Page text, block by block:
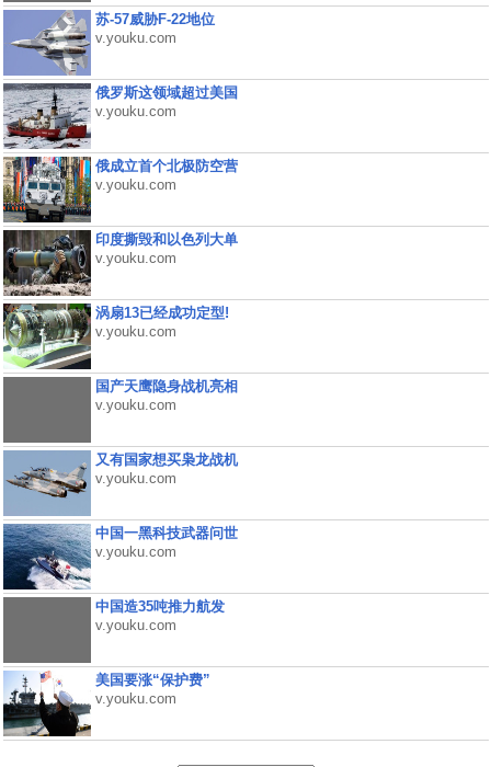
苏-57威胁F-22地位
v.youku.com
俄罗斯这领域超过美国
v.youku.com
俄成立首个北极防空营
v.youku.com
印度撕毁和以色列大单
v.youku.com
涡扇13已经成功定型!
v.youku.com
国产天鹰隐身战机亮相
v.youku.com
又有国家想买枭龙战机
v.youku.com
中国一黑科技武器问世
v.youku.com
中国造35吨推力航发
v.youku.com
美国要涨“保护费”
v.youku.com